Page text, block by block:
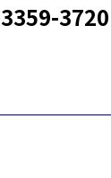
3720